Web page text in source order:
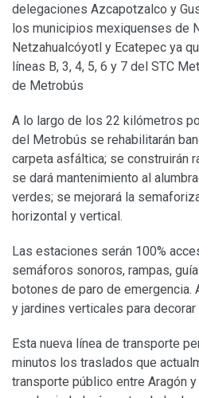
delegaciones Azcapotzalco y
los municipios mexiquenses de
Netzahualcóyotl y Ecatepec ya
líneas B, 3, 4, 5, 6 y 7 del STC
de Metrobús
A lo largo de los 22 kilómetros
del Metrobús se rehabilitarán
carpeta asfáltica; se construirán
se dará mantenimiento al
verdes; se mejorará la
horizontal y vertical.
Las estaciones serán 100%
semáforos sonoros, rampas,
botones de paro de emergencia.
y jardines verticales para
Esta nueva línea de transporte
minutos los traslados que
transporte público entre Aragón